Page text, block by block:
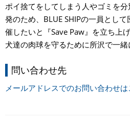
ポイ捨てをしてしまう人やゴミを
発のため、BLUE SHIPの一員とし
催したいと『Save Paw』を立ち上げ
犬達の肉球を守るために所沢で一緒
問い合わせ先
メールアドレスでのお問い合わせは